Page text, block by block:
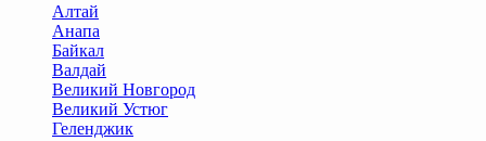
Алтай
Анапа
Байкал
Валдай
Великий Новгород
Великий Устюг
Геленджик